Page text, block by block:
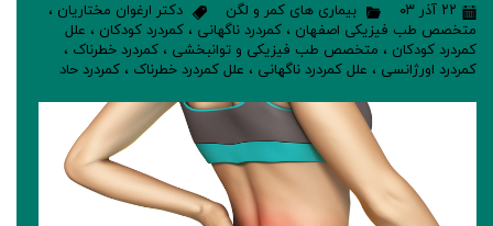
۲۲ آذر ۰۳ بیماری های کمر و لگن دکتر ارغوان مختاریان ،
متخصص طب فیزیکی اصفهان ، کمردرد ناگهانی ، کمردرد کودکان ، علل
کمردرد کودکان ، متخصص طب فیزیکی و توانبخشی ، کمردرد خطرناک ،
کمردرد اورژانسی ، علل کمردرد ناگهانی ، علل کمردرد خطرناک ، کمردرد حاد